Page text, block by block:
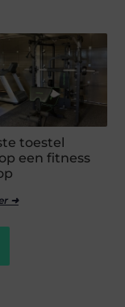
toestel
een fitness
➜